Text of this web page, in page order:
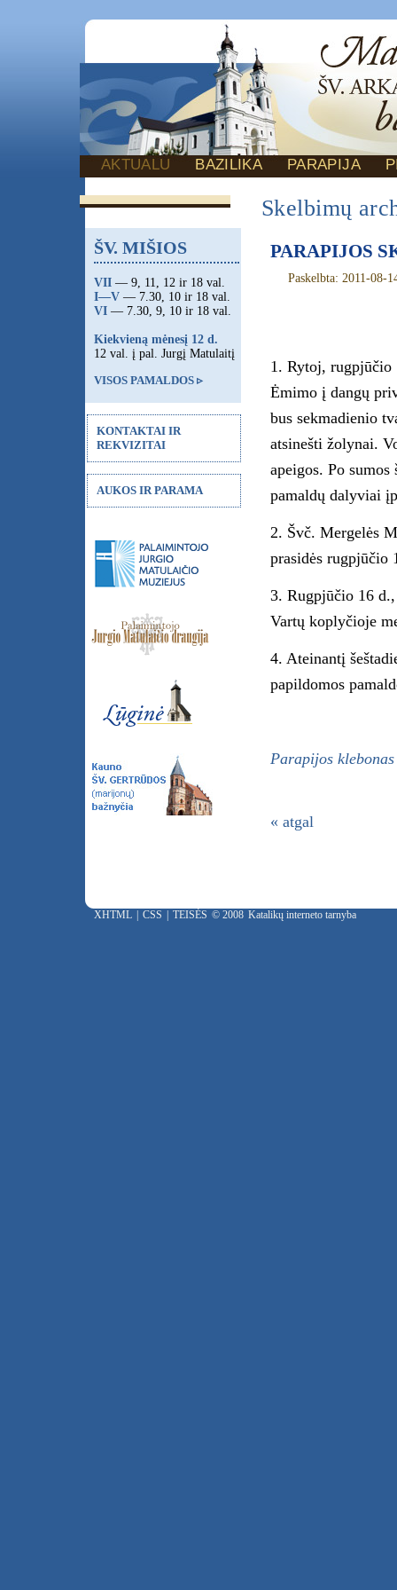
AKTUALU BAZILIKA PARAPIJA
Skelbimų
PARAPIJOS
Paskelbta: 2011-08-
1. Rytoj, rugpjūčio
Ėmimo į dangų
bus sekmadienio
atsinešti žolynai.
apeigos. Po
pamaldų dalyviai
2. Švč. Mergelės
prasidės rugpjūčio
3. Rugpjūčio 16
Vartų koplyčioje
4. Ateinantį
papildomos
Parapijos
« atgal
ŠV. MIŠIOS
VII — 9, 11, 12 ir 18 val.
I—V — 7.30, 10 ir 18 val.
VI — 7.30, 9, 10 ir 18 val.
Kiekvieną mėnesį 12 d.
12 val. į pal. Jurgį Matulaitį
VISOS PAMALDOS ▹
KONTAKTAI IR
REKVIZITAI
AUKOS IR PARAMA
XHTML CSS TEISĖS © 2008 Katalikų interneto tarnyba